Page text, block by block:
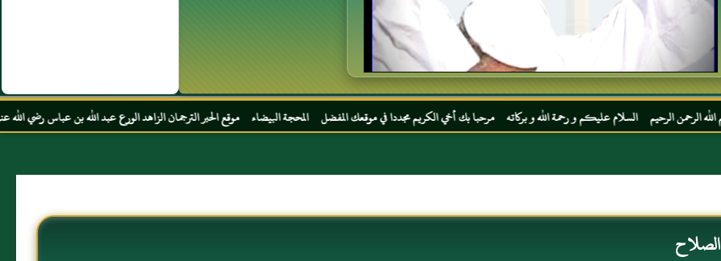
السلام عليكم و رحمة الله و بركاته مرحبا بك أخي الكريم مجددا في موقعك المفضل المحجة البيضاء موقع الحبر الترجمان الزاهد الورع عبد الله بن عباس رضي الله عنهما